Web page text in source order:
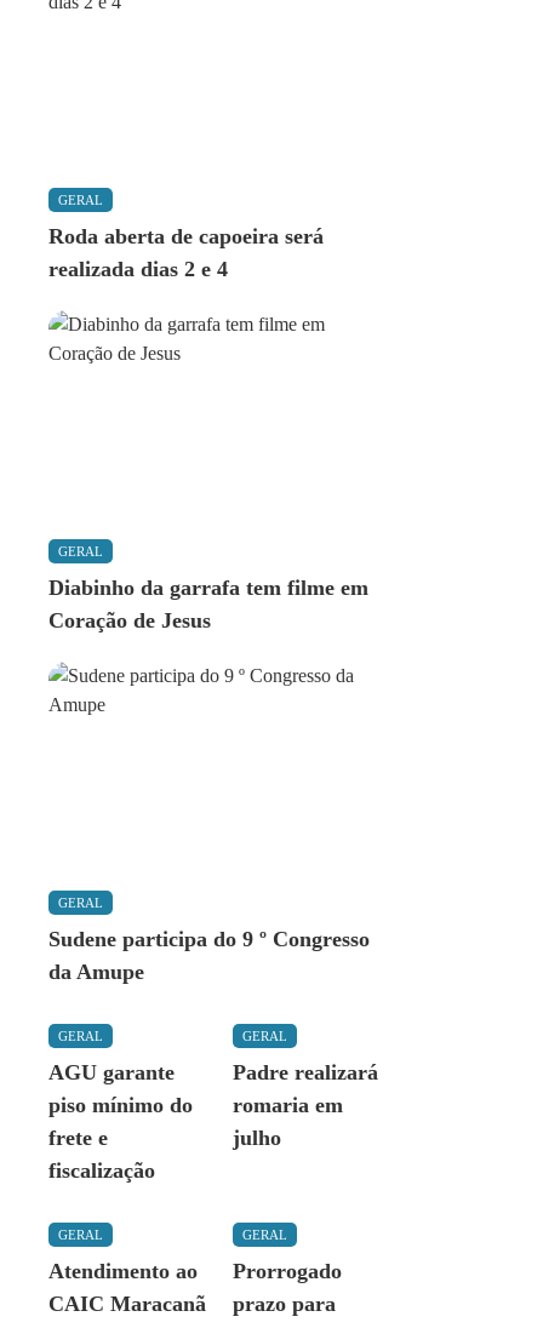
GERAL
Roda aberta de capoeira será
realizada dias 2 e 4
GERAL
Diabinho da garrafa tem filme em
Coração de Jesus
GERAL
Sudene participa do 9 º Congresso
da Amupe
GERAL
AGU garante
piso mínimo do
frete e
fiscalização
GERAL
Padre realizará
romaria em
julho
GERAL
Atendimento ao
CAIC Maracanã
GERAL
Prorrogado
prazo para